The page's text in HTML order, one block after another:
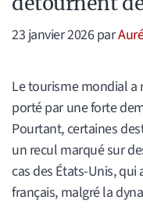
23 janvier 2026par
Le tourisme mondial a
porté par une forte
Pourtant, certaines
un recul marqué sur
cas des États-Unis,
français, malgré la